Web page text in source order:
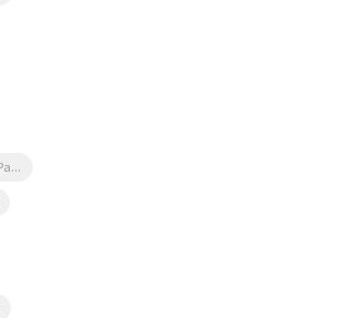
UIBezierPath